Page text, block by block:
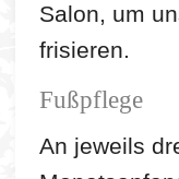
Salon, um
frisieren.
Fußpflege
An jeweils